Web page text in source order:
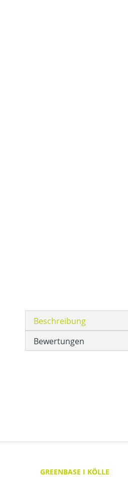
Beschreibung
Bewertungen
GREENBASE I KÖLLE